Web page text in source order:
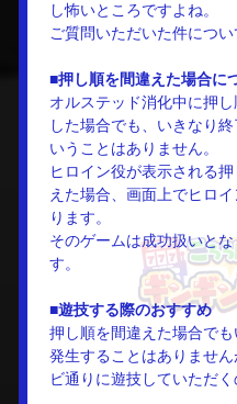
し怖いところですよね。
ご質問いただいた件につい
■押し順を間違えた場合に
オルステッド消化中に押
した場合でも、いきなり
いうことはありません。
ヒロイン役が表示される
えた場合、画面上でヒロ
ります。
そのゲームは成功扱いと
す。
■遊技する際のおすすめ
押し順を間違えた場合で
発生することはありませ
ビ通りに遊技していただく